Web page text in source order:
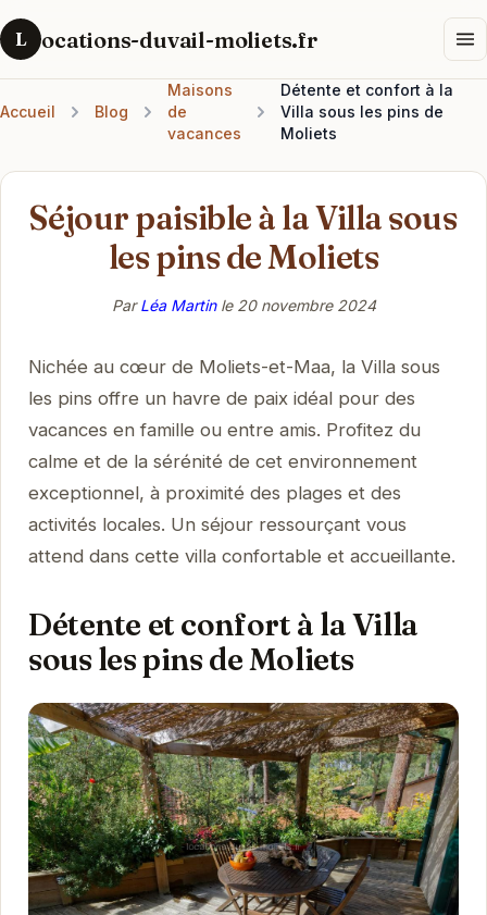
L ocations-duvail-moliets.fr
Accueil Blog
Maisons
de
vacances
Détente et confort à la
Villa sous les pins de
Moliets
Séjour paisible à la Villa sous
les pins de Moliets
ParLéa Martinle 20 novembre 2024
Nichée au cœur de Moliets-et-Maa, la Villa sous
les pins offre un havre de paix idéal pour des
vacances en famille ou entre amis. Profitez du
calme et de la sérénité de cet environnement
exceptionnel, à proximité des plages et des
activités locales. Un séjour ressourçant vous
attend dans cette villa confortable et accueillante.
Détente et confort à la Villa
sous les pins de Moliets